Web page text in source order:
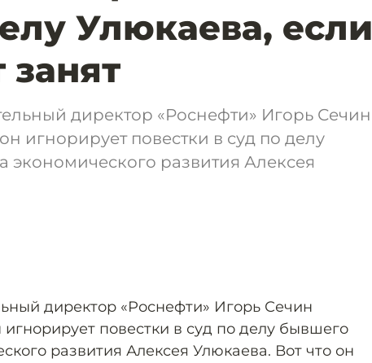
Улюкаева, если
занят
директор «Роснефти» Игорь Сечин
игнорирует повестки в суд по делу
развития Алексея
директор «Роснефти» Игорь Сечин
повестки в суд по делу бывшего
развития Алексея Улюкаева. Вот что он